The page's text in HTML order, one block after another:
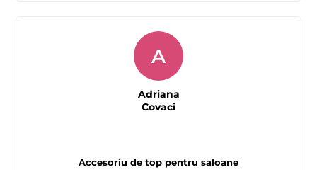
Accesoriu de top pentru saloane
A
Adriana
Covaci